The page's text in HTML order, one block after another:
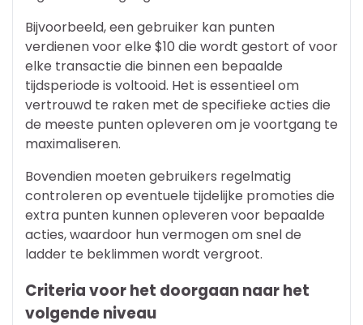
Bijvoorbeeld, een gebruiker kan punten
verdienen voor elke $10 die wordt gestort of voor
elke transactie die binnen een bepaalde
tijdsperiode is voltooid. Het is essentieel om
vertrouwd te raken met de specifieke acties die
de meeste punten opleveren om je voortgang te
maximaliseren.
Bovendien moeten gebruikers regelmatig
controleren op eventuele tijdelijke promoties die
extra punten kunnen opleveren voor bepaalde
acties, waardoor hun vermogen om snel de
ladder te beklimmen wordt vergroot.
Criteria voor het doorgaan naar het
volgende niveau